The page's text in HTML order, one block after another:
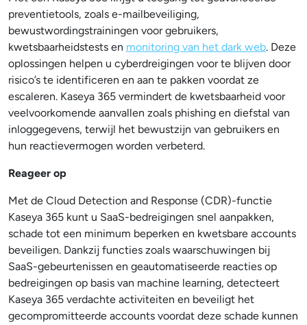
preventietools, zoals e-mailbeveiliging,
bewustwordingstrainingen voor gebruikers,
kwetsbaarheidstests en monitoring van het dark web. Deze
oplossingen helpen u cyberdreigingen voor te blijven door
risico’s te identificeren en aan te pakken voordat ze
escaleren. Kaseya 365 vermindert de kwetsbaarheid voor
veelvoorkomende aanvallen zoals phishing en diefstal van
inloggegevens, terwijl het bewustzijn van gebruikers en
hun reactievermogen worden verbeterd.
Reageer op
Met de Cloud Detection and Response (CDR)-functie
Kaseya 365 kunt u SaaS-bedreigingen snel aanpakken,
schade tot een minimum beperken en kwetsbare accounts
beveiligen. Dankzij functies zoals waarschuwingen bij
SaaS-gebeurtenissen en geautomatiseerde reacties op
bedreigingen op basis van machine learning, detecteert
Kaseya 365 verdachte activiteiten en beveiligt het
gecompromitteerde accounts voordat deze schade kunnen